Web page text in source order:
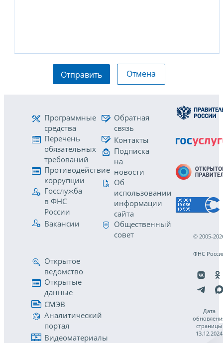
Отправить Отмена
Программные
средства
Перечень
обязательных
требований
Противодействие
коррупции
Госслужба
в ФНС
России
Вакансии
Обратная
связь
Контакты
Подписка
на
новости
Об
использовании
информации
сайта
Общественный
совет
Открытое
ведомство
Открытые
данные
СМЭВ
Аналитический
портал
Видеоматериалы
© 2005-
ФНС
Дата
страницы
13.12.2024